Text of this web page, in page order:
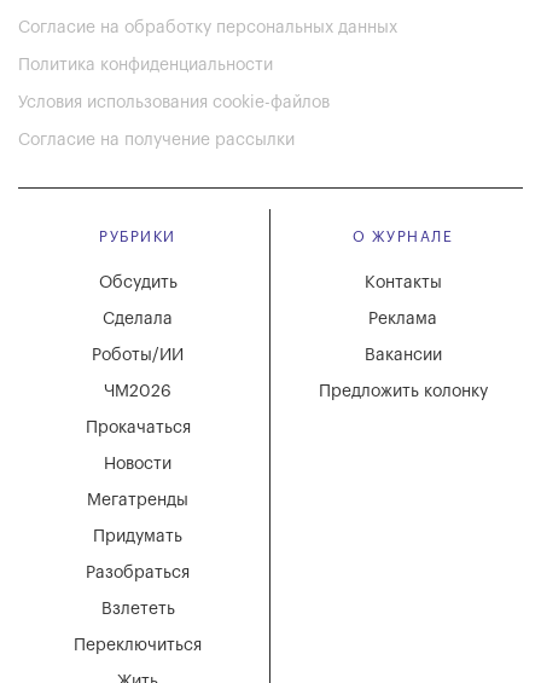
Согласие на обработку персональных данных
Политика конфиденциальности
Условия использования cookie-файлов
Согласие на получение рассылки
РУБРИКИ
Мегатренды
Придумать
Разобраться
Взлететь
Новости
Переключиться
Обсудить
Сделала
Роботы/ИИ
ЧМ2026
Прокачаться
О ЖУРНАЛЕ
Вакансии
Реклама
Контакты
Предложить колонку